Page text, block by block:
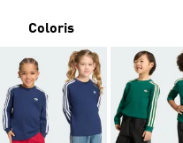
Coloris